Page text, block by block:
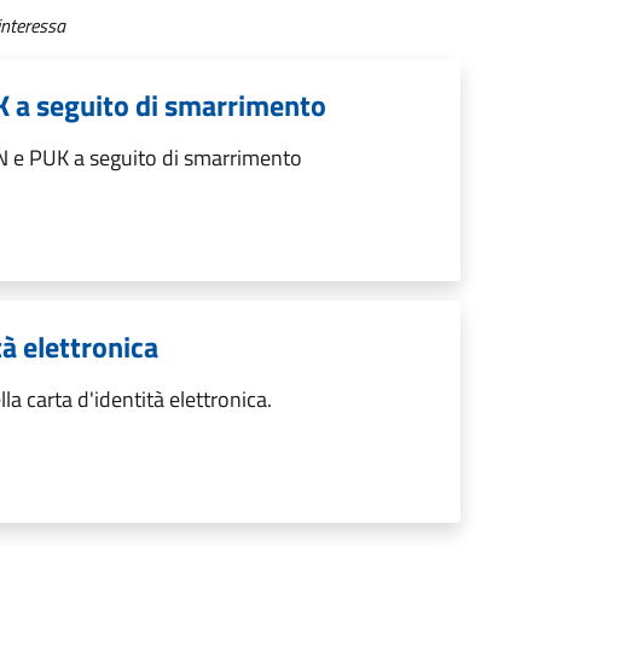
a seguito di smarrimento
e PUK a seguito di smarrimento
elettronica
carta d'identità elettronica.